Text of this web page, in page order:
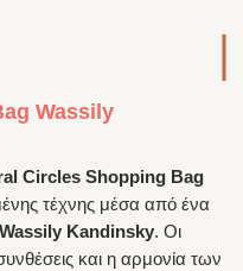
Wassily
Circles Shopping Bag
τέχνης μέσα από ένα
Wassily Kandinsky. Οι
και η αρμονία των